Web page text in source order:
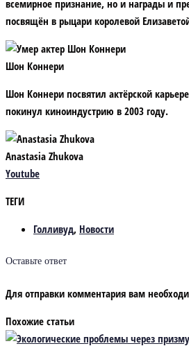
всемирное признание, но и награды и
посвящён в рыцари королевой
Шон Коннери
Шон Коннери посвятил актёрской
покинул киноиндустрию в 2003 году.
Anastasia Zhukova
Youtube
ТЕГИ
Голливуд, Новости
Оставьте ответ
Для отправки комментария вам
Похожие статьи